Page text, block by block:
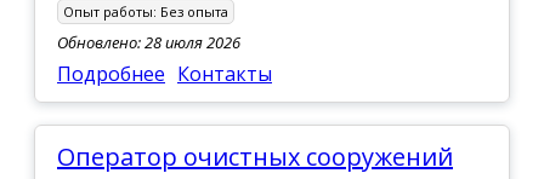
Опыт работы: Без опыта
Обновлено: 28 июля 2026
Подробнее Контакты
Оператор очистных сооружений